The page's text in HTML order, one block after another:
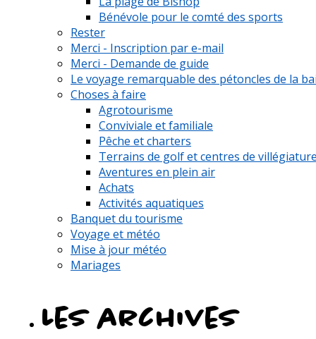
Bénévole pour le comté des sports
Rester
Merci - Inscription par e-mail
Merci - Demande de guide
Le voyage remarquable des pétoncles de la
Choses à faire
Agrotourisme
Conviviale et familiale
Pêche et charters
Terrains de golf et centres de
Aventures en plein air
Achats
Activités aquatiques
Banquet du tourisme
Voyage et météo
Mise à jour météo
Mariages
Les archives